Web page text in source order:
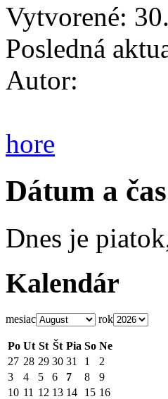
Vytvorené:
Posledná
Autor:
hore
Dátum a čas
Dnes je piatok
Kalendár
mesiac rok
Po Ut St Št Pia So Ne
27 28 29 30 31 1
2
3
4 5 6 7 8
9
10 11 12 13 14 15 16